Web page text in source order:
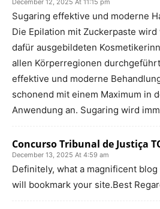
Sugaring effektive und moderne
Die Epilation mit Zuckerpaste
dafür ausgebildeten
allen Körperregionen
effektive und moderne
schonend mit einem Maximum in
Anwendung an. Sugaring wird
Concurso Tribunal de Justiça
December 13, 2025 At 4:59 am
Definitely, what a magnificent
will bookmark your site.Best